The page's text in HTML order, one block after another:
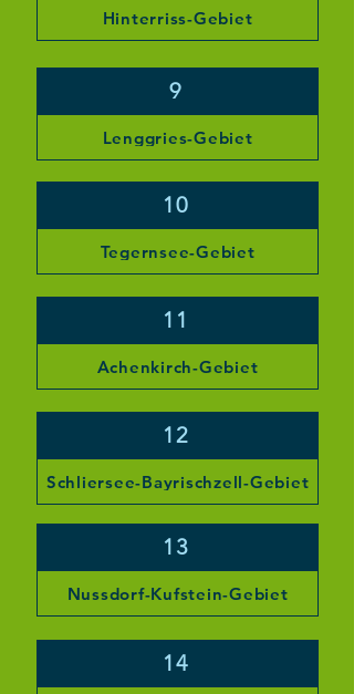
Hinterriss-Gebiet
9
Lenggries-Gebiet
10
Tegernsee-Gebiet
11
Achenkirch-Gebiet
12
Schliersee-Bayrischzell-Gebiet
13
Nussdorf-Kufstein-Gebiet
14